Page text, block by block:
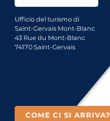
Ufficio del turismo di
Saint-Gervais Mont-Blanc
43 Rue du Mont-Blanc
74170 Saint-Gervais
COME CI SI ARRIVA?